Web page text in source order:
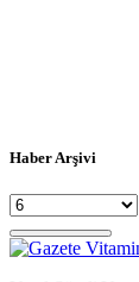
Haber Arşivi